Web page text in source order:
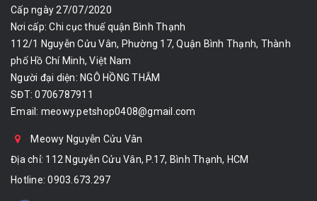
Cấp ngày 27/07/2020
Nơi cấp: Chi cục thuế quận Bình Thạnh
112/1 Nguyễn Cửu Vân, Phường 17, Quận Bình Thạnh, Thành
phố Hồ Chí Minh, Việt Nam
Người đại diện: NGÔ HỒNG THẮM
SĐT: 0706787911
Email: meowy.petshop0408@gmail.com
Meowy Nguyễn Cửu Vân
Địa chỉ: 112 Nguyễn Cửu Vân, P.17, Bình Thạnh, HCM
Hotline:0903.673.297